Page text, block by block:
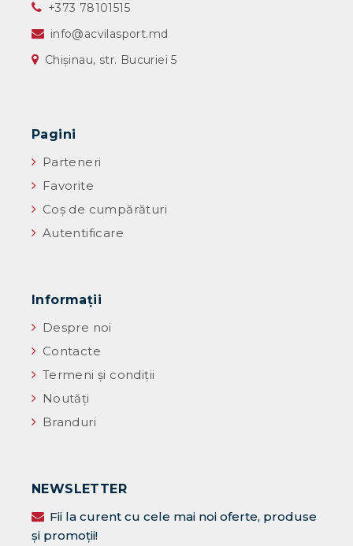
‎+373 78101515
info@acvilasport.md
Chișinau, str. Bucuriei 5
Pagini
Parteneri
Favorite
Coș de cumpărături
Autentificare
Informaţii
Despre noi
Contacte
Termeni și condiții
Noutăţi
Branduri
NEWSLETTER
Fii la curent cu cele mai noi oferte, produse
și promoții!